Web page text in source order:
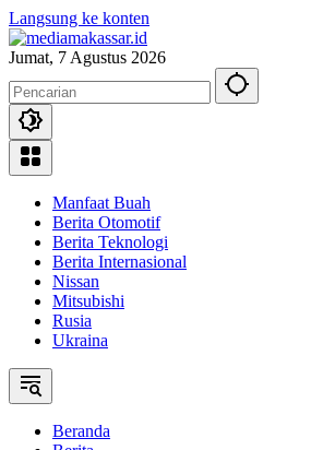
Langsung ke konten
Jumat, 7 Agustus 2026
Manfaat Buah
Berita Otomotif
Berita Teknologi
Berita Internasional
Nissan
Mitsubishi
Rusia
Ukraina
Beranda